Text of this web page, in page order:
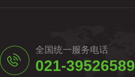
全国统一服务电话
021-39526589